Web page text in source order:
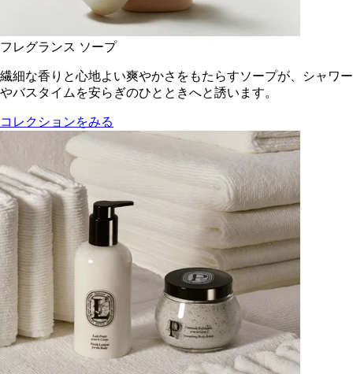
フレグランス ソープ
繊細な香りと心地よい爽やかさをもたらすソープが、シャワー
やバスタイムを安らぎのひとときへと誘います。
コレクションをみる